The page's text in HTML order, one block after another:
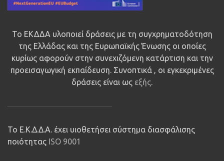
Το ΕΚΔΔΑ υλοποιεί δράσεις με τη συγχρηματοδότηση
της Ελλάδας και της Ευρωπαϊκής Ένωσης οι οποίες
κυρίως αφορούν στην συνεχιζόμενη κατάρτιση και την
προεισαγωγική εκπαίδευση. Συνοπτικά , οι εγκεκριμένες
δράσεις είναι ως εξής.
Το Ε.Κ.Δ.Δ.Α. έχει υιοθετήσει σύστημα διασφάλισης
ποιότητας ISO 9001